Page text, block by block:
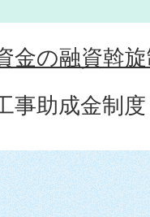
金の融資斡
事助成金制度